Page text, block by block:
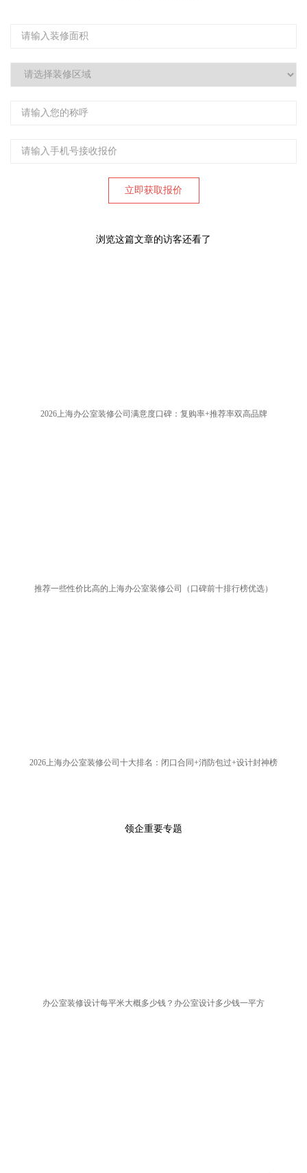
浏览这篇文章的访客还看了
2026上海办公室装修公司满意度口碑：复购率+推荐率双高品牌
推荐一些性价比高的上海办公室装修公司（口碑前十排行榜优选）
2026上海办公室装修公司十大排名：闭口合同+消防包过+设计封神榜
领企重要专题
办公室装修设计每平米大概多少钱？办公室设计多少钱一平方